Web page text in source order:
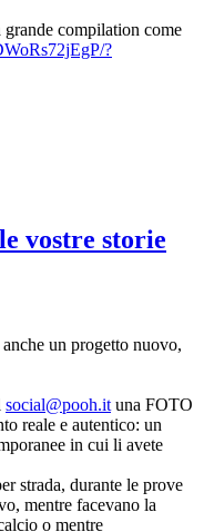
compilation come
?
vostre storie
un progetto nuovo,
social@pooh.it una FOTO
reale e autentico: un
in cui li avete
strada, durante le prove
mentre facevano la
o mentre